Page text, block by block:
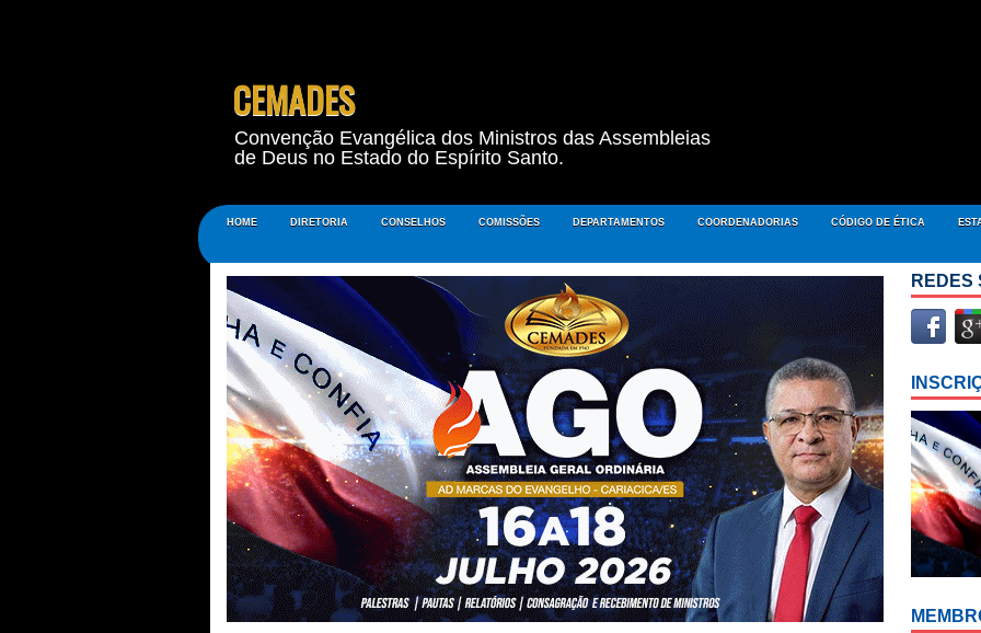
CEMADES
Convenção Evangélica dos Ministros das Assembleias
de Deus no Estado do Espírito Santo.
HOME DIRETORIA CONSELHOS COMISSÕES DEPARTAMENTOS COORDENADORIAS CÓDIGO DE ÉTICA
REDES